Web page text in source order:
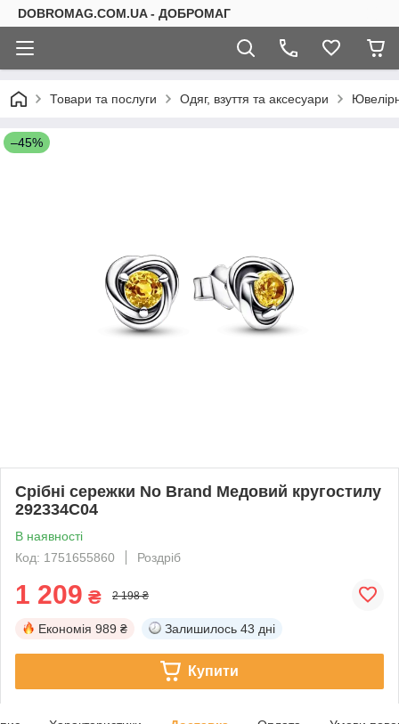
DOBROMAG.COM.UA - ДОБРОМАГ
Товари та послуги Одяг, взуття та аксесуари
–45%
Срібні сережки No Brand Медовий кругостилу
292334C04
В наявності
Код: 1751655860
Роздріб
1 209 ₴ 2 198 ₴
Економія 989 ₴ Залишилось 43 дні
Купити